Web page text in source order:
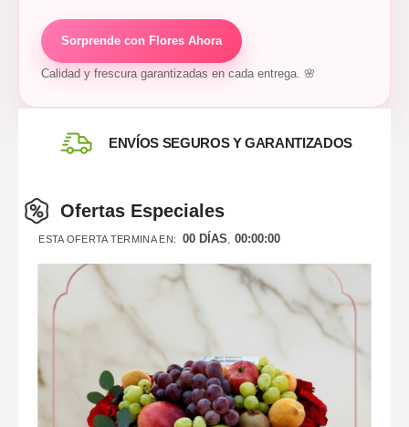
Sorprende con Flores Ahora
Calidad y frescura garantizadas en cada entrega. 🌸
ENVÍOS SEGUROS Y GARANTIZADOS
Ofertas Especiales
ESTA OFERTA TERMINA EN: 00 DÍAS 00:00:00